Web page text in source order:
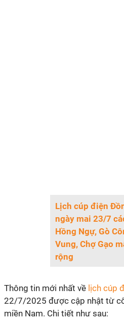
Lịch cúp điện
ngày mai 23/7
Hồng Ngự, Gò
Vung, Chợ Gạo
rộng
Thông tin mới nhất về lịch cúp
22/7/2025 được cập nhật từ
miền Nam. Chi tiết như sau: